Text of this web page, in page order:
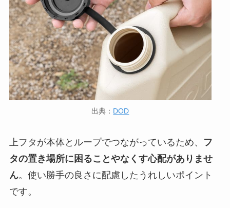
出典： DOD
上フタが本体とループでつながっているため、
フ
タの置き場所に困ることやなくす心配がありませ
ん。使い勝手の良さに配慮したうれしいポイント
です。